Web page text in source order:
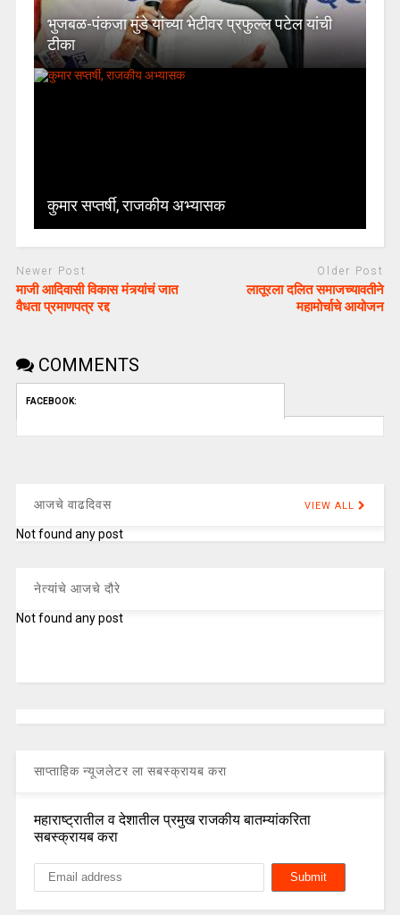
भुजबळ-पंकजा मुंडे यांच्या भेटीवर प्रफुल्ल पटेल यांची
टीका
कुमार सप्तर्षी, राजकीय अभ्यासक
Newer Post
माजी आदिवासी विकास मंत्र्यांचं जात
वैधता प्रमाणपत्र रद्द
Older Post
लातूरला दलित समाजच्यावतीने
महामोर्चाचे आयोजन
COMMENTS
FACEBOOK:
आजचे वाढदिवस VIEW ALL
Not found any post
नेत्यांचे आजचे दौरे
Not found any post
साप्ताहिक न्यूजलेटर ला सबस्क्रायब करा
महाराष्ट्रातील व देशातील प्रमुख राजकीय बातम्यांकरिता
सबस्क्रायब करा